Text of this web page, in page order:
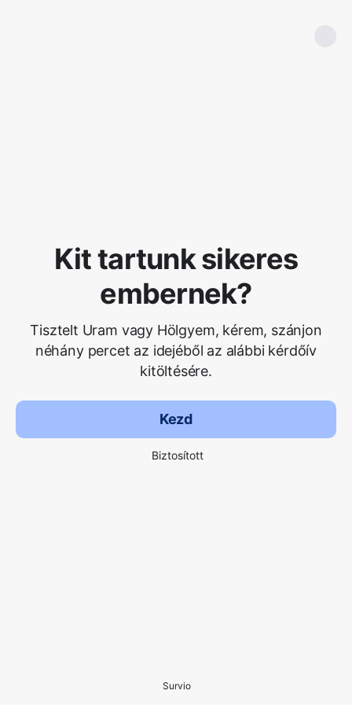
Kit tartunk sikeres
embernek?
Tisztelt Uram vagy Hölgyem, kérem, szánjon
néhány percet az idejéből az alábbi kérdőív
kitöltésére.
Kezd
Biztosított
Survio